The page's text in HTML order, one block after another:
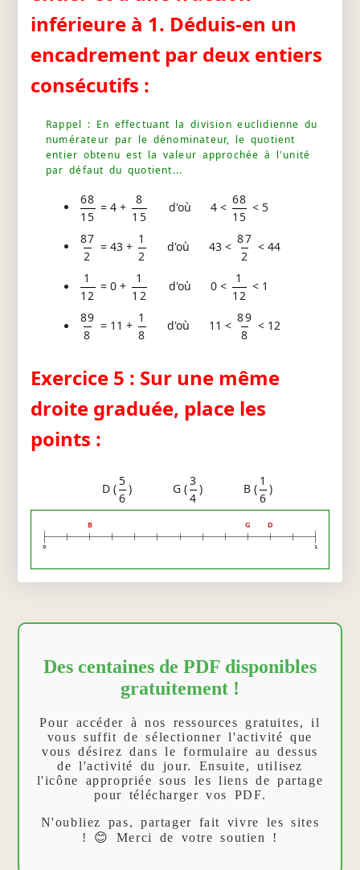
inférieure à 1. Déduis-en un
encadrement par deux entiers
consécutifs :
Rappel : En effectuant la division euclidienne du
numérateur par le dénominateur, le quotient
entier obtenu est la valeur approchée à l'unité
par défaut du quotient...
68
15
= 4 +
8
15
d'où 4 <
68
15
< 5
87
2
= 43 +
1
2
d'où 43 <
87
2
< 44
1
12
= 0 +
1
12
d'où 0 <
1
12
< 1
89
8
= 11 +
1
8
d'où 11 <
89
8
< 12
Exercice 5 : Sur une même
droite graduée, place les
points :
D (
5
6
) G (
3
4
) B (
1
6
)
0 1
D
G
B
Des centaines de PDF disponibles
gratuitement !
Pour accéder à nos ressources gratuites, il
vous suffit de sélectionner l'activité que
vous désirez dans le formulaire au dessus
de l'activité du jour. Ensuite, utilisez
l'icône appropriée sous les liens de partage
pour télécharger vos PDF.
N'oubliez pas, partager fait vivre les sites
! 😊 Merci de votre soutien !